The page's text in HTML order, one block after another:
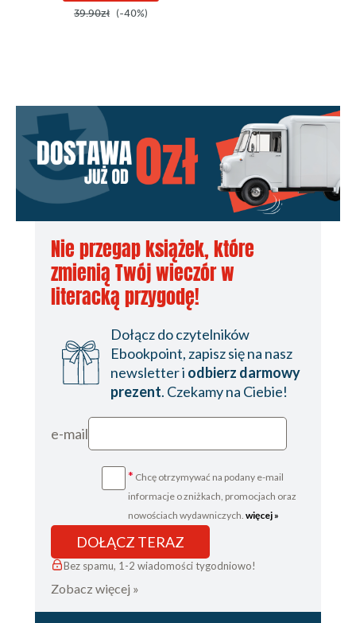
24. Podziel się z innymi 256
39.90zł (-40%)
Nie przegap książek, które
zmienią Twój wieczór w
literacką przygodę!
Dołącz do czytelników
Ebookpoint, zapisz się na nasz
newsletter i odbierz darmowy
prezent. Czekamy na Ciebie!
e-mail
* Chcę otrzymywać na podany e-mail
informacje o zniżkach, promocjach oraz
nowościach wydawniczych. więcej »
DOŁĄCZ TERAZ
Bez spamu, 1-2 wiadomości tygodniowo!
Zobacz więcej »